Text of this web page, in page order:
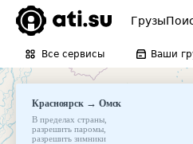
Грузы
Все сервисы Ваши
Красноярск → Омск
В пределах страны
разрешить паромы
разрешить зимники